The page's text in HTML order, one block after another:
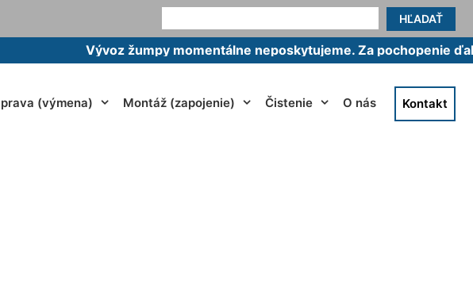
HĽADAŤ
Vývoz žumpy momentálne neposkytujeme. Za pochopenie ďakujeme.
(výmena) Montáž (zapojenie) Čistenie O nás Kontakt